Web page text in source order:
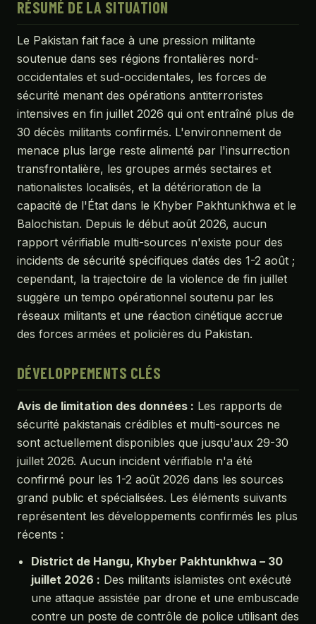
RÉSUMÉ DE LA SITUATION
Le Pakistan fait face à une pression militante
soutenue dans ses régions frontalières nord-
occidentales et sud-occidentales, les forces de
sécurité menant des opérations antiterroristes
intensives en fin juillet 2026 qui ont entraîné plus de
30 décès militants confirmés. L'environnement de
menace plus large reste alimenté par l'insurrection
transfrontalière, les groupes armés sectaires et
nationalistes localisés, et la détérioration de la
capacité de l'État dans le Khyber Pakhtunkhwa et le
Balochistan. Depuis le début août 2026, aucun
rapport vérifiable multi-sources n'existe pour des
incidents de sécurité spécifiques datés des 1-2 août ;
cependant, la trajectoire de la violence de fin juillet
suggère un tempo opérationnel soutenu par les
réseaux militants et une réaction cinétique accrue
des forces armées et policières du Pakistan.
DÉVELOPPEMENTS CLÉS
Avis de limitation des données : Les rapports de
sécurité pakistanais crédibles et multi-sources ne
sont actuellement disponibles que jusqu'aux 29-30
juillet 2026. Aucun incident vérifiable n'a été
confirmé pour les 1-2 août 2026 dans les sources
grand public et spécialisées. Les éléments suivants
représentent les développements confirmés les plus
récents :
District de Hangu, Khyber Pakhtunkhwa – 30
juillet 2026 : Des militants islamistes ont exécuté
une attaque assistée par drone et une embuscade
contre un poste de contrôle de police utilisant des